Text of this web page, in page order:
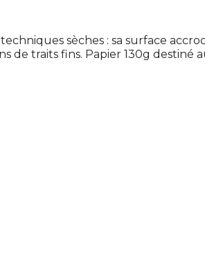
sèches : sa surface
traits fins. Papier 130g destiné